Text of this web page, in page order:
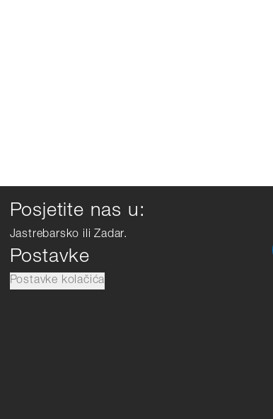
Posjetite nas u:
Jastrebarsko ili Zadar.
Postavke
Postavke kolačića